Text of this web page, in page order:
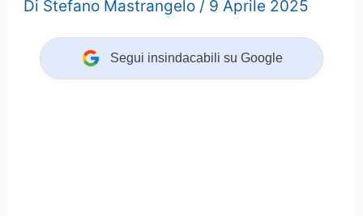
Di Stefano Mastrangelo / 9 Aprile 2025
Segui insindacabili su Google